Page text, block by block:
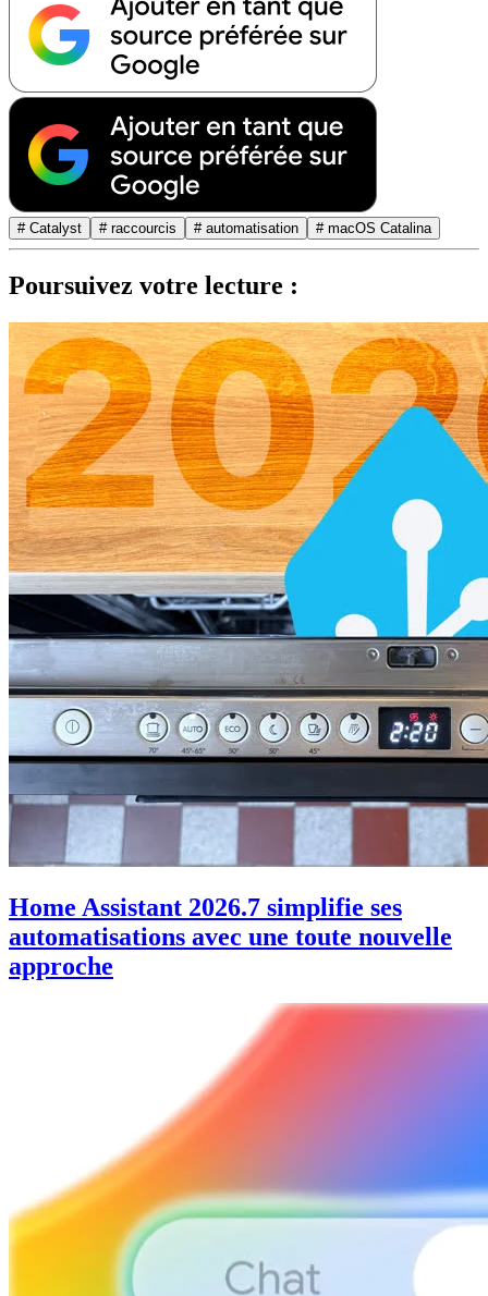
# Catalyst # raccourcis # automatisation # macOS Catalina
Poursuivez votre lecture :
Home Assistant 2026.7 simplifie ses
automatisations avec une toute nouvelle
approche